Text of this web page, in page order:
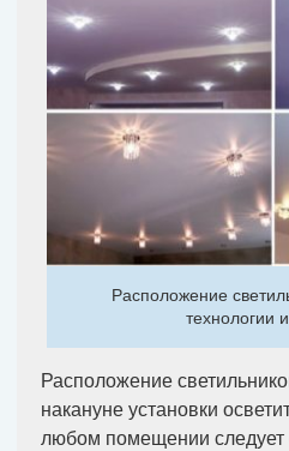
Расположение
технологии
Расположение
накануне установки
любом помещении следует